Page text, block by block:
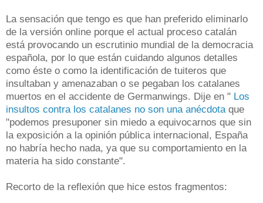
La sensación que tengo es que han preferido eliminarlo
de la versión online porque el actual proceso catalán
está provocando un escrutinio mundial de la democracia
española, por lo que están cuidando algunos detalles
como éste o como la identificación de tuiteros que
insultaban y amenazaban o se pegaban los catalanes
muertos en el accidente de Germanwings. Dije en " Los
insultos contra los catalanes no son una anécdotaque
"podemos presuponer sin miedo a equivocarnos que sin
la exposición a la opinión pública internacional, España
no habría hecho nada, ya que su comportamiento en la
materia ha sido constante".
Recorto de la reflexión que hice estos fragmentos: